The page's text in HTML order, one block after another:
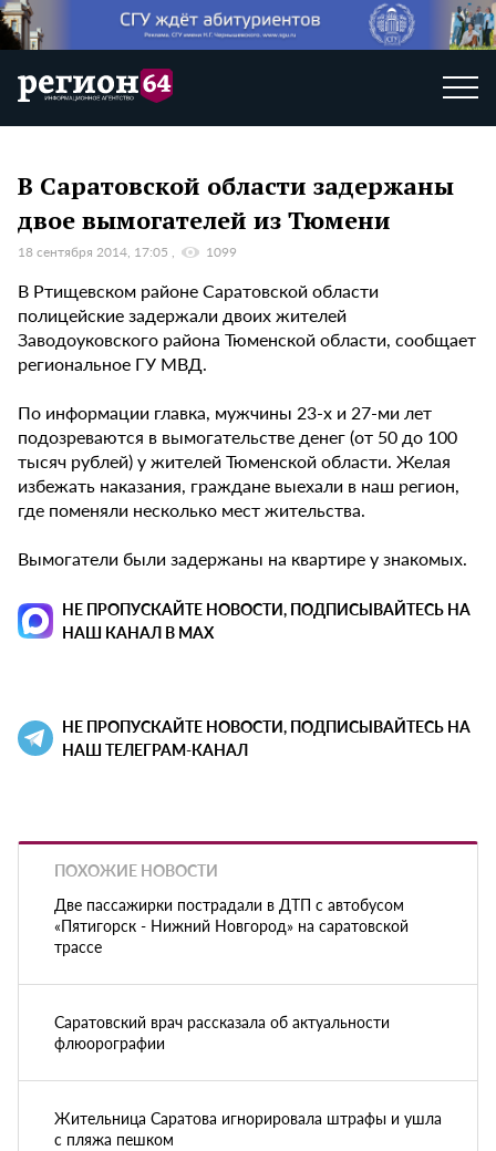
В Саратовской области задержаны
двое вымогателей из Тюмени
18 сентября 2014, 17:05 1099
В Ртищевском районе Саратовской области
полицейские задержали двоих жителей
Заводоуковского района Тюменской области, сообщает
региональное ГУ МВД.
По информации главка, мужчины 23-х и 27-ми лет
подозреваются в вымогательстве денег (от 50 до 100
тысяч рублей) у жителей Тюменской области. Желая
избежать наказания, граждане выехали в наш регион,
где поменяли несколько мест жительства.
Вымогатели были задержаны на квартире у знакомых.
НЕ ПРОПУСКАЙТЕ НОВОСТИ, ПОДПИСЫВАЙТЕСЬ НА
НАШ КАНАЛ В MAX
НЕ ПРОПУСКАЙТЕ НОВОСТИ, ПОДПИСЫВАЙТЕСЬ НА
НАШ ТЕЛЕГРАМ-КАНАЛ
ПОХОЖИЕ НОВОСТИ
Две пассажирки пострадали в ДТП с автобусом
«Пятигорск - Нижний Новгород» на саратовской
трассе
Саратовский врач рассказала об актуальности
флюорографии
Жительница Саратова игнорировала штрафы и ушла
с пляжа пешком